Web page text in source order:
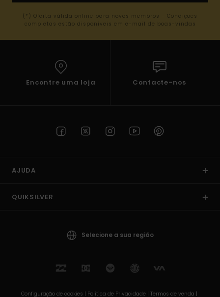
(*) Oferta válida online para novos membros - Condições
completas estão disponíveis em e-mail de boas-vindas
Encontre uma loja Contacte-nos
AJUDA
QUIKSILVER
Selecione a sua região
Configuração de cookies | Política de Privacidade | Termos de venda |